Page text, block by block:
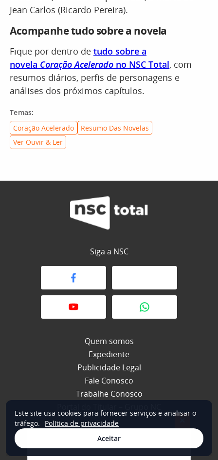
Jean Carlos (Ricardo Pereira).
Acompanhe tudo sobre a novela
Fique por dentro de tudo sobre a
novela Coração Acelerado no NSC Total, com
resumos diários, perfis de personagens e
análises dos próximos capítulos.
Temas:
Coração Acelerado
Resumo Das Novelas
Ver Ouvir & Ler
Siga a NSC
Quem somos
Expediente
Publicidade Legal
Fale Conosco
Trabalhe Conosco
© 2026 NSC Total. Todos os direitos reservados.
Este site usa cookies para fornecer serviços e analisar o
tráfego.
Política de privacidade
Aceitar